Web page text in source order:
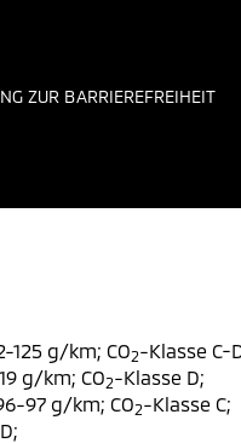
ZUR BARRIEREFREIHEIT
125 g/km; CO2-Klasse C-
g/km; CO2-Klasse D;
97 g/km; CO2-Klasse C;